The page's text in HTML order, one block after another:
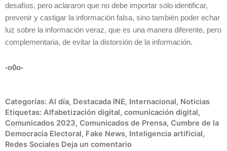
desafíos, pero aclararon que no debe importar sólo identificar,
prevenir y castigar la información falsa, sino también poder echar
luz sobre la información veraz, que es una manera diferente, pero
complementaria, de evitar la distorsión de la información.
-o0o-
Categorías: Al día, Destacada INE, Internacional, Noticias
Etiquetas: Alfabetización digital, comunicación digital,
Comunicados 2023, Comunicados de Prensa, Cumbre de la
Democracia Electoral, Fake News, Inteligencia artificial,
Redes Sociales Deja un comentario